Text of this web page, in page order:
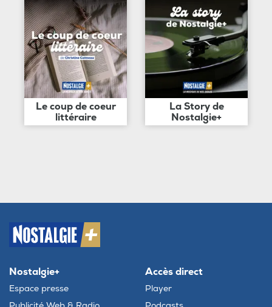
Le coup de coeur
littéraire
La Story de
Nostalgie+
Nostalgie+
Espace presse
Accès direct
Player